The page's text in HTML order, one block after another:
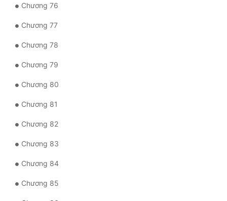
Chương 76
Chương 77
Chương 78
Chương 79
Chương 80
Chương 81
Chương 82
Chương 83
Chương 84
Chương 85